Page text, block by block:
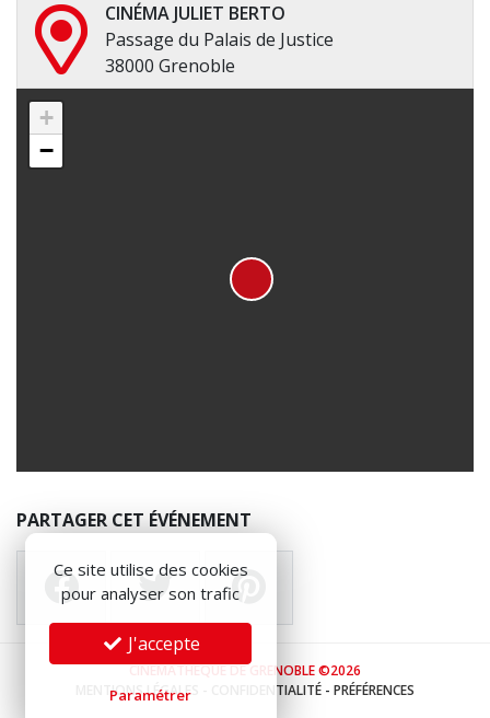
CINÉMA JULIET BERTO
Passage du Palais de Justice
38000 Grenoble
+
−
PARTAGER CET ÉVÉNEMENT
CINÉMATHÈQUE DE GRENOBLE ©2026
MENTIONS LÉGALES
CONFIDENTIALITÉ - PRÉFÉRENCES
Ce site utilise des cookies
pour analyser son trafic
J'accepte
Paramétrer